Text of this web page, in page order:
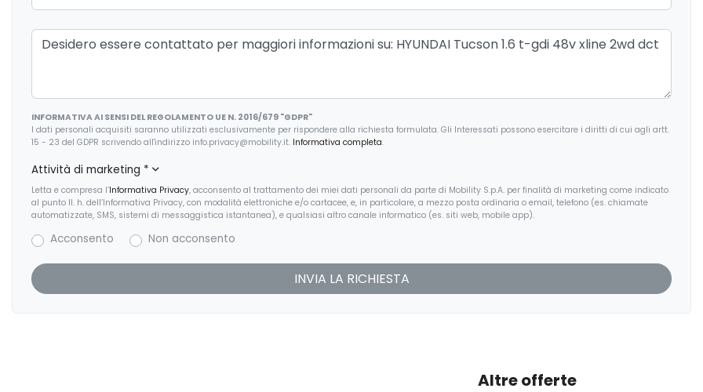
INFORMATIVA AI SENSI DEL REGOLAMENTO UE N. 2016/679 "GDPR"
I dati personali acquisiti saranno utilizzati esclusivamente per rispondere alla richiesta formulata. Gli Interessati possono esercitare i diritti di cui agli artt.
15 - 23 del GDPR scrivendo all'indirizzo info.privacy@mobility.it. Informativa completa.
Attività di marketing *
Letta e compresa l’Informativa Privacy, acconsento al trattamento dei miei dati personali da parte di Mobility S.p.A. per finalità di marketing come indicato
al punto II. h. dell’Informativa Privacy, con modalità elettroniche e/o cartacee, e, in particolare, a mezzo posta ordinaria o email, telefono (es. chiamate
automatizzate, SMS, sistemi di messaggistica istantanea), e qualsiasi altro canale informatico (es. siti web, mobile app).
Acconsento Non acconsento
Altre offerte